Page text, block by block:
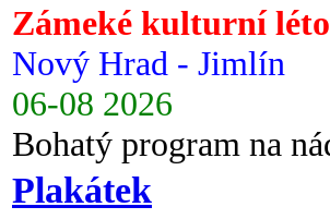
Zámeké kulturní léto
Nový Hrad - Jimlín
06-08 2026
Bohatý program na
Plakátek